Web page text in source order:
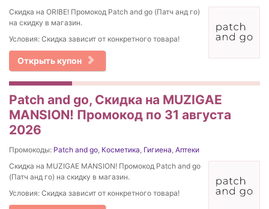
Скидка на ORIBE! Промокод Patch and go (Патч анд го)
на скидку в магазин.
Условия: Скидка зависит от конкретного товара!
Открыть купон
Patch and go, Скидка на MUZIGAE
MANSION! Промокод по 31 августа
2026
Промокоды: Patch and go, Косметика, Гигиена, Аптеки
Скидка на MUZIGAE MANSION! Промокод Patch and go
(Патч анд го) на скидку в магазин.
Условия: Скидка зависит от конкретного товара!